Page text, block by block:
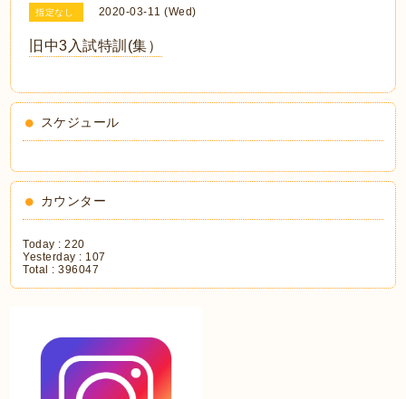
指定なし 2020-03-11 (Wed)
旧中3入試特訓(集）
スケジュール
カウンター
Today :220
Yesterday : 107
Total :396047